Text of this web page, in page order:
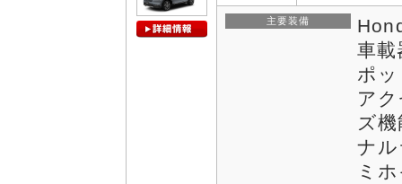
主要装備
車
ポ
ア
ズ
ナ
ミ